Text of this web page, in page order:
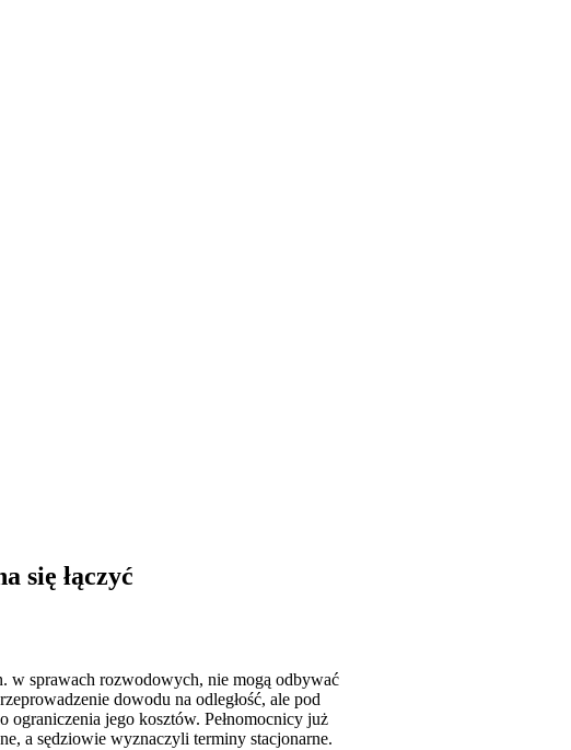
się łączyć
w sprawach rozwodowych, nie mogą odbywać
dowodu na odległość, ale pod
jego kosztów. Pełnomocnicy już
a sędziowie wyznaczyli terminy stacjonarne.